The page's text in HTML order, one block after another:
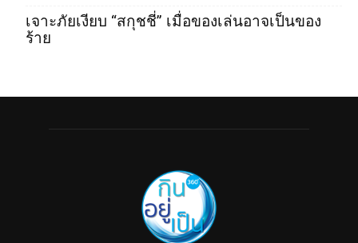
เจาะภัยเงียบ “สกุชชี่” เมื่อของเล่นอาจเป็นของ
ร้าย